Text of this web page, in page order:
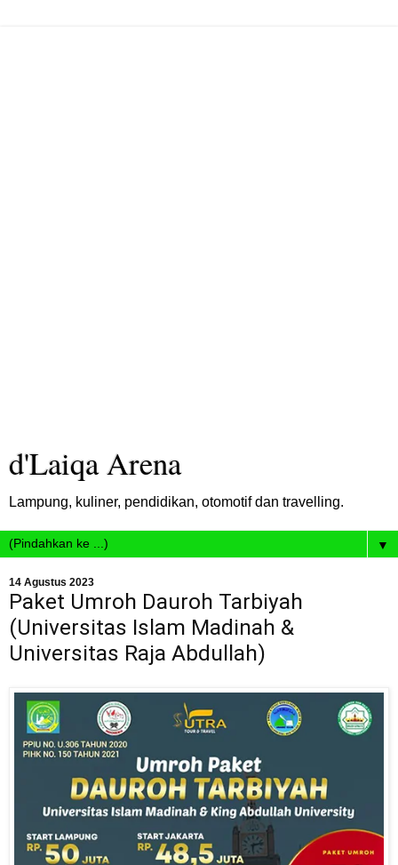
d'Laiqa Arena
Lampung, kuliner, pendidikan, otomotif dan travelling.
▼
14 Agustus 2023
Paket Umroh Dauroh Tarbiyah
(Universitas Islam Madinah &
Universitas Raja Abdullah)